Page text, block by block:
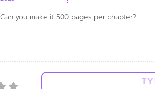
Can you make it 500 pages per chapter?